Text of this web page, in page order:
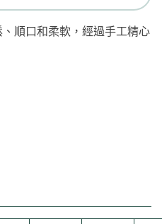
順口和柔軟，經過手工精心